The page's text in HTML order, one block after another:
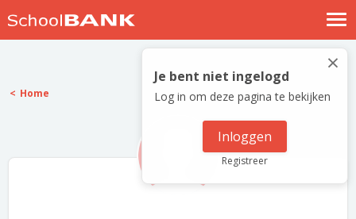
Nostalgische verhalen
Log in
Meld je gratis aan
×
Je bent niet ingelogd
Log in om deze pagina te bekijken
Inloggen
Registreer
Home